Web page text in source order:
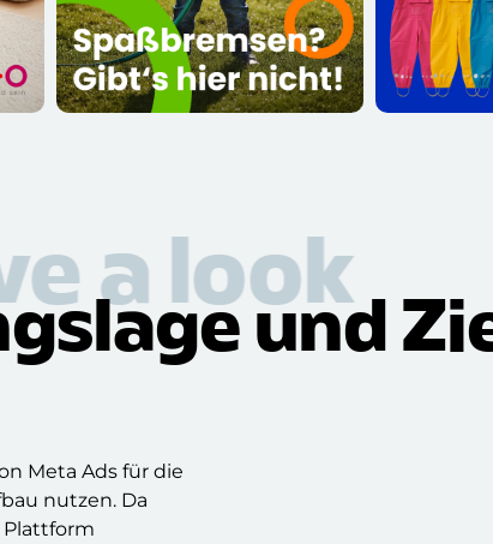
a look
und
Meta Ads für die
nutzen. Da